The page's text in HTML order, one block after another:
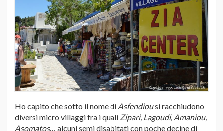
Ho capito che sotto il nome di Asfendiousi racchiudono
diversi micro villaggi fra i quali Zipari, Lagoudi, Amaniou,
Asomatos… alcuni semi disabitati con poche decine di